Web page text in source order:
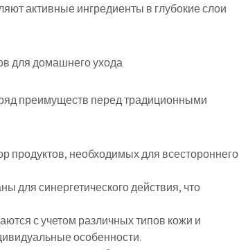
активные ингредиенты в глубокие слои
для домашнего ухода
преимуществ перед традиционными
продуктов, необходимых для всестороннего
для синергетического действия, что
с учетом различных типов кожи и
особенности.